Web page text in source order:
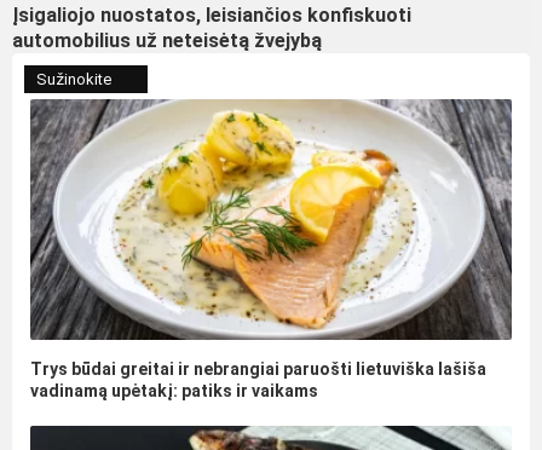
Įsigaliojo nuostatos, leisiančios konfiskuoti
automobilius už neteisėtą žvejybą
Sužinokite
Trys būdai greitai ir nebrangiai paruošti lietuviška lašiša
vadinamą upėtakį: patiks ir vaikams